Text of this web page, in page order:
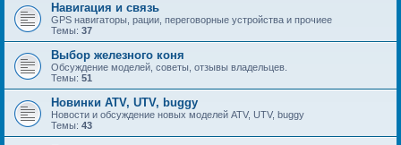
Навигация и связь
GPS навигаторы, рации, переговорные устройства и прочиее
Темы: 37
Выбор железного коня
Обсуждение моделей, советы, отзывы владельцев.
Темы: 51
Новинки ATV, UTV, buggy
Новости и обсуждение новых моделей ATV, UTV, buggy
Темы: 43